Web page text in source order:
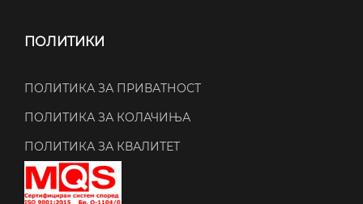
ПОЛИТИКИ
ПОЛИТИКА ЗА ПРИВАТНОСТ
ПОЛИТИКА ЗА КОЛАЧИЊА
ПОЛИТИКА ЗА КВАЛИТЕТ